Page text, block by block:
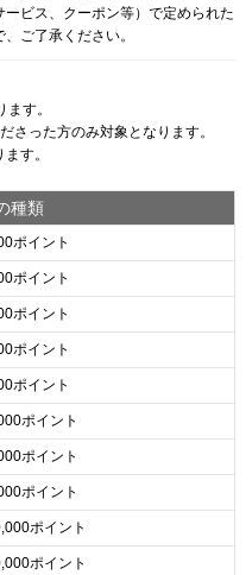
ビス、クーポン等）で定められた
ご了承ください。
す。
さった方のみ対象となります。
す。
種類
ポイント
ポイント
ポイント
ポイント
ポイント
ポイント
ポイント
ポイント
ポイント
ポイント